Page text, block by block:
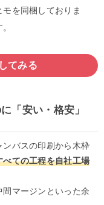
を同梱しておりま
てみる
「安い・格安」
バスの印刷から木枠
べての工程を自社工場
マージンといった余